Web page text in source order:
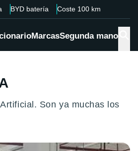
BYD batería Coste 100 km
MarcasSegunda mano
Son ya muchas los